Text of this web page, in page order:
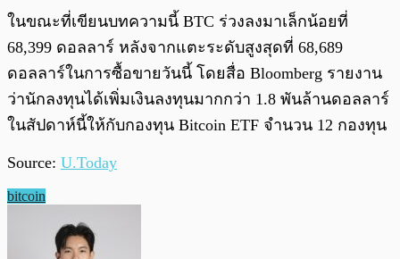
ในขณะที่เขียนบทความนี้ BTC ร่วงลงมาเล็กน้อยที่
68,399 ดอลลาร์ หลังจากแตะระดับสูงสุดที่ 68,689
ดอลลาร์ในการซื้อขายวันนี้ โดยสื่อ Bloomberg รายงาน
ว่านักลงทุนได้เพิ่มเงินลงทุนมากกว่า 1.8 พันล้านดอลลาร์
ในสัปดาห์นี้ให้กับกองทุน Bitcoin ETF จำนวน 12 กองทุน
Source: U.Today
bitcoin